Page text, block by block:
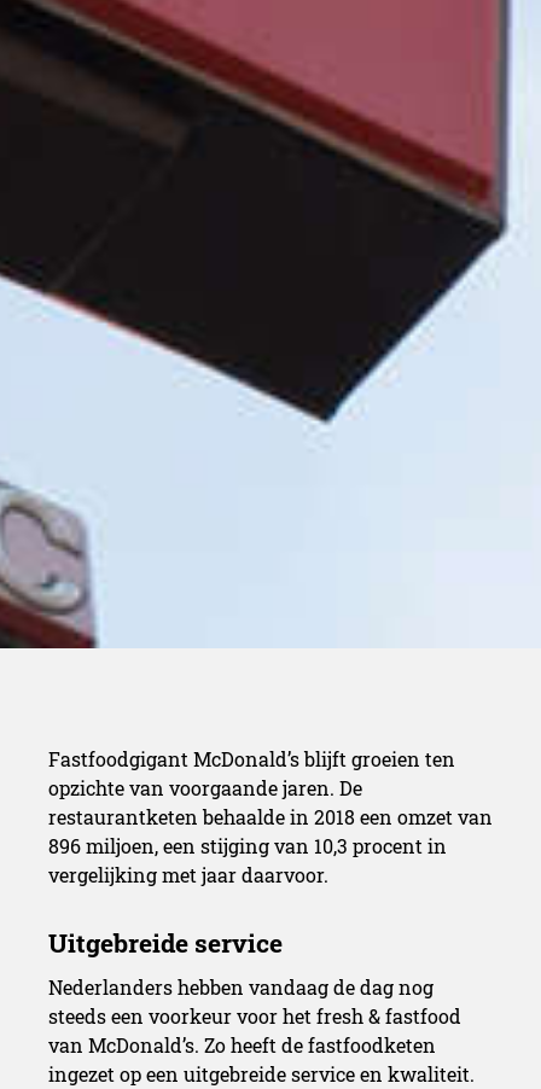
door
&
Fastfoodgigant McDonald’s blijft groeien ten
opzichte van voorgaande jaren. De
restaurantketen behaalde in 2018 een omzet van
896 miljoen, een stijging van 10,3 procent in
vergelijking met jaar daarvoor.
Nederlanders hebben vandaag de dag nog
steeds een voorkeur voor het fresh & fastfood
van McDonald’s. Zo heeft de fastfoodketen
ingezet op een uitgebreide service en kwaliteit.